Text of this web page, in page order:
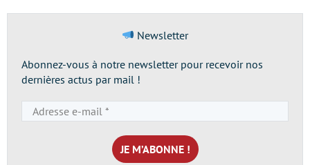
Newsletter
Abonnez-vous à notre newsletter pour recevoir nos
dernières actus par mail !
e-
mail
*